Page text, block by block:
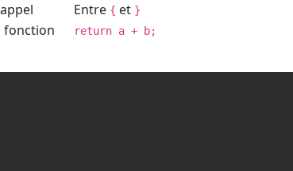
Entre { et }
fonction return a + b;